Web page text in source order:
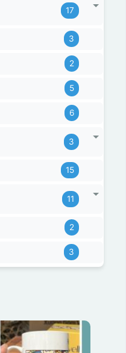
17
3
2
5
6
3
15
11
2
3